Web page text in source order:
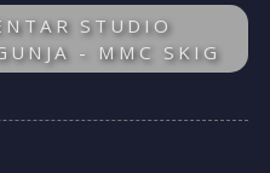
STUDIO
- MMC SKIG